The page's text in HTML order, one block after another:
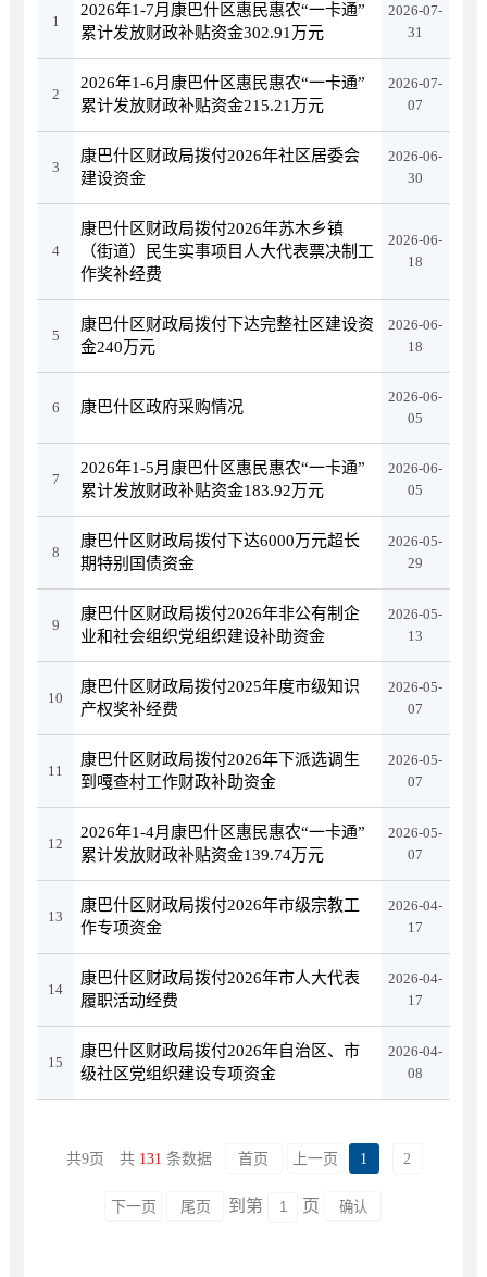
1
2026年1-7月康巴什区惠民惠农“一卡通”
累计发放财政补贴资金302.91万元
2026-07-
31
2
2026年1-6月康巴什区惠民惠农“一卡通”
累计发放财政补贴资金215.21万元
2026-07-
07
3
康巴什区财政局拨付2026年社区居委会
建设资金
2026-06-
30
4
康巴什区财政局拨付2026年苏木乡镇
（街道）民生实事项目人大代表票决制工
作奖补经费
2026-06-
18
5
康巴什区财政局拨付下达完整社区建设资
金240万元
2026-06-
18
6 康巴什区政府采购情况
2026-06-
05
7
2026年1-5月康巴什区惠民惠农“一卡通”
累计发放财政补贴资金183.92万元
2026-06-
05
8
康巴什区财政局拨付下达6000万元超长
期特别国债资金
2026-05-
29
9
康巴什区财政局拨付2026年非公有制企
业和社会组织党组织建设补助资金
2026-05-
13
10
康巴什区财政局拨付2025年度市级知识
产权奖补经费
2026-05-
07
11
康巴什区财政局拨付2026年下派选调生
到嘎查村工作财政补助资金
2026-05-
07
12
2026年1-4月康巴什区惠民惠农“一卡通”
累计发放财政补贴资金139.74万元
2026-05-
07
13
康巴什区财政局拨付2026年市级宗教工
作专项资金
2026-04-
17
14
康巴什区财政局拨付2026年市人大代表
履职活动经费
2026-04-
17
15
康巴什区财政局拨付2026年自治区、市
级社区党组织建设专项资金
2026-04-
08
共9页 共 131 条数据 首页 上一页 1 2
下一页 尾页 到第 页